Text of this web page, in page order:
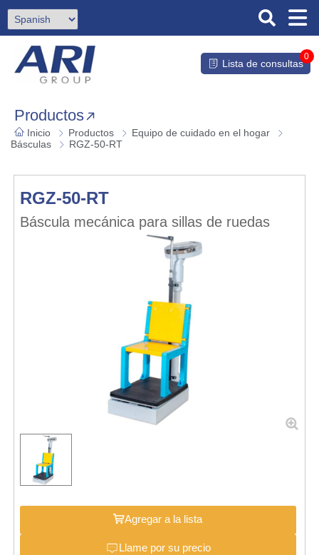
Lista de consultas
0
Productos
Inicio Productos
Equipo de cuidado en el hogar
Básculas
RGZ-50-RT
RGZ-50-RT
Báscula mecánica para sillas de ruedas
Agregar a la lista
Llame por su precio